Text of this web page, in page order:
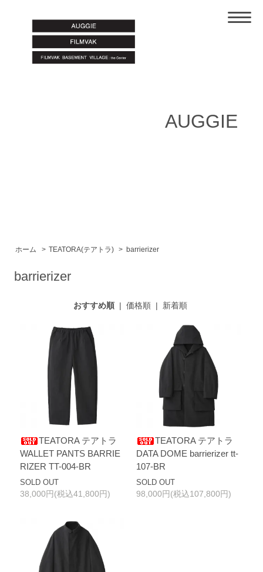
AUGGIE
ホーム > TEATORA(テアトラ) > barrierizer
barrierizer
おすすめ順| 価格順| 新着順
TEATORA テアトラ
WALLET PANTS BARRIE
RIZER TT-004-BR
SOLD OUT
38,000円(税込41,800円)
TEATORA テアトラ
DATA DOME barrierizer tt-
107-BR
SOLD OUT
98,000円(税込107,800円)